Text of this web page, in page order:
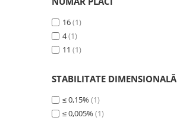
16(1)
4(1)
11 (1)
STABILITATE DIMENSIONALĂ
≤ 0,15% (1)
≤ 0,005% (1)